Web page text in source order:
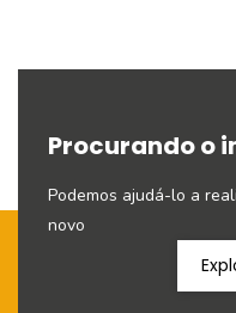
Procurando o
Podemos ajudá-lo a
novo